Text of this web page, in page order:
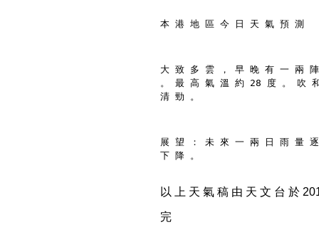
本 港 地 區 今 日 天 氣 預 測
大 致 多 雲 ， 早 晚 有 一 兩
。 最 高 氣 溫 約 28 度 。 吹
清 勁 。
展 望 ： 未 來 一 兩 日 雨 量
下 降 。
以 上 天 氣 稿 由 天 文 台 於
完